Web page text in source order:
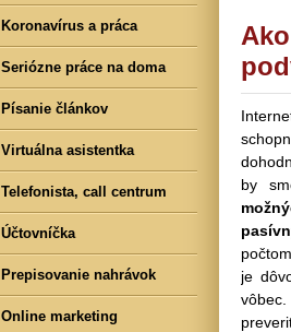
by
je
vôbec.
Koronavírus a práca
Seriózne práce na doma
Písanie článkov
Virtuálna asistentka
Telefonista, call centrum
Účtovníčka
Prepisovanie nahrávok
Online marketing